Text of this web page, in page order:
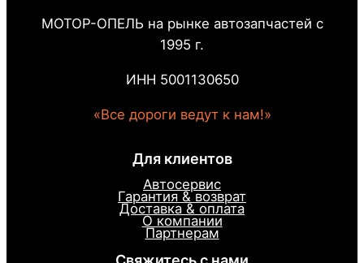
МОТОР-ОПЕЛЬ на рынке автозапчастей с
1995 г.
ИНН 5001130650
«Все дороги ведут к нам!»
Для клиентов
Автосервис
Гарантия & возврат
Доставка & оплата
О компании
Партнерам